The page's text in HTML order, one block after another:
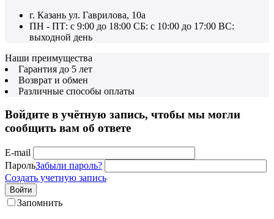
г. Казань ул. Гаврилова, 10а
ПН - ПТ: с 9:00 до 18:00 СБ: с 10:00 до 17:00 ВС:
выходной день
Наши преимущества
Гарантия до 5 лет
Возврат и обмен
Различные способы оплаты
Войдите в учётную запись, чтобы мы могли
сообщить вам об ответе
E-mail
ПарольЗабыли пароль?
Создать учетную запись
Войти
Запомнить